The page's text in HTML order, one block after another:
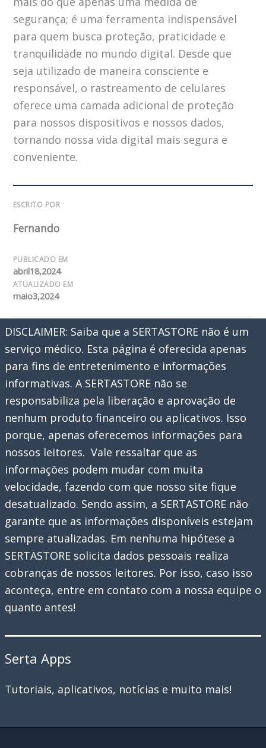
segurança; é uma ferramenta indispensável
para quem busca proteção, praticidade e
tranquilidade no mundo digital. Desde que
seja utilizado de maneira consciente e
responsável, o rastreamento de celulares
oferece uma camada adicional de proteção
para nossos dispositivos e nossos dados,
tornando nossa vida digital mais segura e
conveniente.
ESCRITO POR
Fernando
PUBLICADO EM
abril18,2024
ATUALIZADO EM
maio3,2024
DISCLAIMER: Saiba que a SERTASTORE não é um
serviço médico. Esta página é oferecida apenas
para fins de entretenimento e informações
informativas. A SERTASTORE não se
responsabiliza pela liberação e aprovação de
nenhum produto financeiro ou aplicativos. Isso
porque, apenas oferecemos informações para
nossos leitores. Vale ressaltar que as
informações podem mudar com muita
velocidade, fazendo com que nosso site fique
desatualizado. Sendo assim, a SERTASTORE não
garante que as informações disponíveis estejam
sempre atualizadas. Em nenhuma hipótese a
SERTASTORE solicita dados pessoais realiza
cobranças de nossos leitores. Por isso, caso isso
aconteça, entre em contato com a nossa equipe o
quanto antes!
Serta Apps
Tutoriais, aplicativos, notícias e muito mais!